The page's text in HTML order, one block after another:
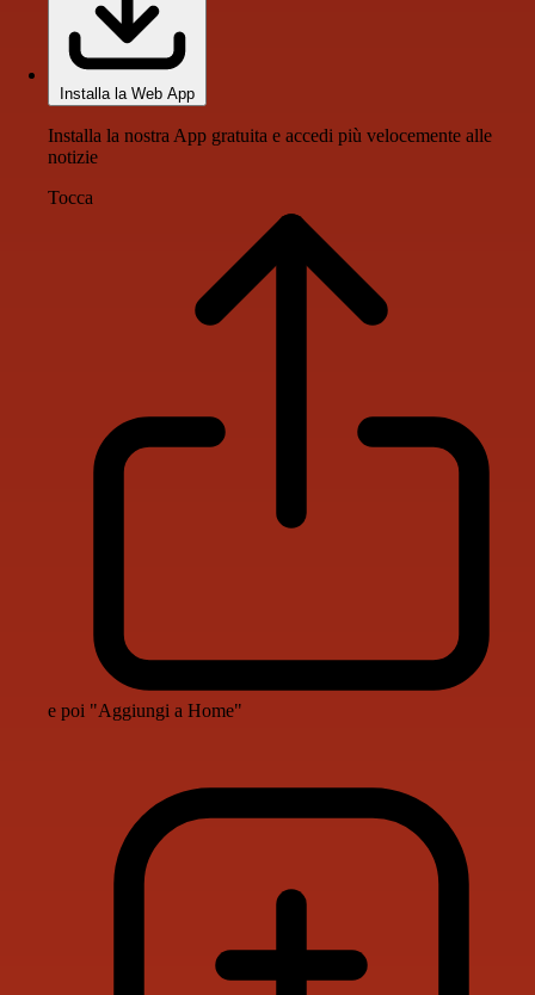
Installa la Web App
Installa la nostra App gratuita e accedi più velocemente alle
notizie
Tocca
e poi "Aggiungi a Home"